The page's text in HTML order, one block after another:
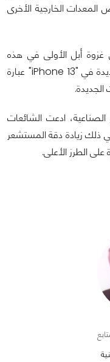
الخارجية الأخرى
أبل الأولى في هذه
التكنولوجيا حيث يقال إن تلك التقنية الجديدة في "iPhone 13" عبارة
الصناعية، ادعت الشائعات
ذلك زيادة دقة المستشعر
الطرز الأعلى.